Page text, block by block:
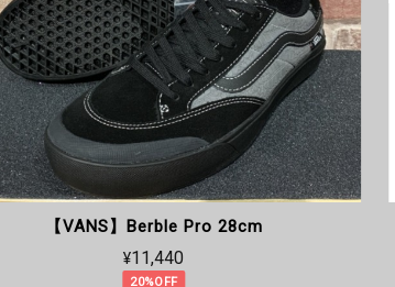
【NEW BALANCE】numeric YS306UGC
¥7,821
10%OFF